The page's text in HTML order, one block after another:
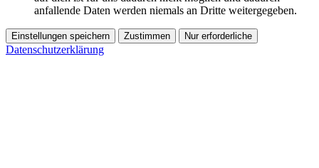
anfallende Daten werden niemals an Dritte weitergegeben.
Einstellungen speichern Zustimmen Nur erforderliche
Datenschutzerklärung